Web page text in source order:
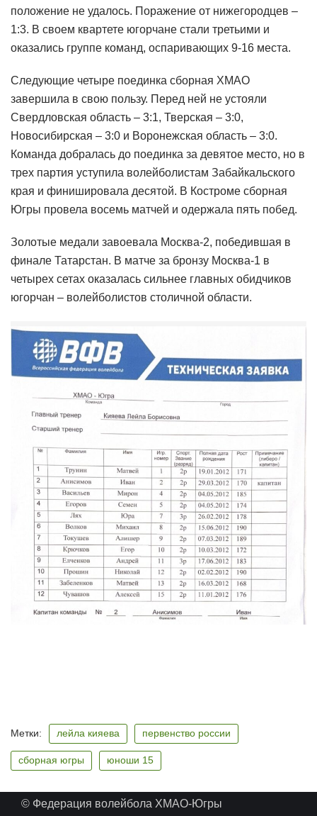
положение не удалось. Поражение от нижегородцев –
1:3. В своем квартете югорчане стали третьими и
оказались группе команд, оспаривающих 9-16 места.
Следующие четыре поединка сборная ХМАО
завершила в свою пользу. Перед ней не устояли
Свердловская область – 3:1, Тверская – 3:0,
Новосибирская – 3:0 и Воронежская область – 3:0.
Команда добралась до поединка за девятое место, но в
трех партия уступила волейболистам Забайкальского
края и финишировала десятой. В Костроме сборная
Югры провела восемь матчей и одержала пять побед.
Золотые медали завоевала Москва-2, победившая в
финале Татарстан. В матче за бронзу Москва-1 в
четырех сетах оказалась сильнее главных обидчиков
югорчан – волейболистов столичной области.
Метки: лейла кияева первенство россии
сборная югры юноши 15
© Федерация волейбола ХМАО-Югры